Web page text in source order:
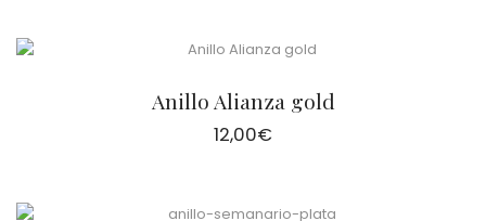
Anillo Alianza gold
12,00€